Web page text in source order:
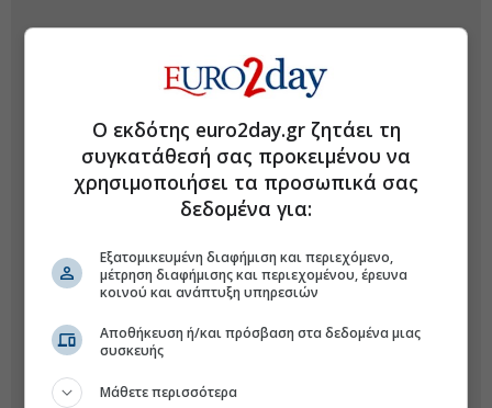
Ο εκδότης euro2day.gr ζητάει τη
συγκατάθεσή σας προκειμένου να
χρησιμοποιήσει τα προσωπικά σας
δεδομένα για:
Εξατομικευμένη διαφήμιση και περιεχόμενο,
μέτρηση διαφήμισης και περιεχομένου, έρευνα
κοινού και ανάπτυξη υπηρεσιών
Αποθήκευση ή/και πρόσβαση στα δεδομένα μιας
συσκευής
Μάθετε περισσότερα